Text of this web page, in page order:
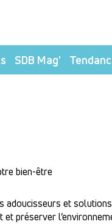
SDB Mag'
bien-être
adoucisseurs et
préserver